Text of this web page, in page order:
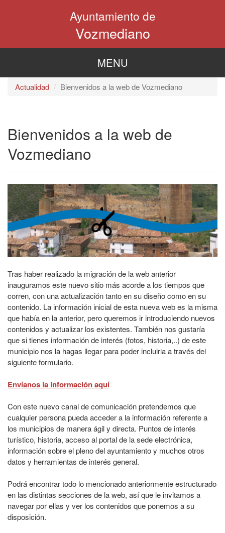
Ayuntamiento de
Vozmediano
MENU
Actualidad Bienvenidos a la web de Vozmediano
Bienvenidos a la web de
Vozmediano
Tras haber realizado la migración de la web anterior
inauguramos este nuevo sitio más acorde a los tiempos que
corren, con una actualización tanto en su diseño como en su
contenido. La información inicial de esta nueva web es la misma
que había en la anterior, pero queremos ir introduciendo nuevos
contenidos y actualizar los existentes. También nos gustaría
que si tienes información de interés (fotos, historia,..) de este
municipio nos la hagas llegar para poder incluirla a través del
siguiente formulario.
Envíanos la información aquí
Con este nuevo canal de comunicación pretendemos que
cualquier persona pueda acceder a la información referente a
los municipios de manera ágil y directa. Puntos de interés
turístico, historia, acceso al portal de la sede electrónica,
información sobre el pleno del ayuntamiento y muchos otros
datos y herramientas de interés general.
Podrá encontrar todo lo mencionado anteriormente estructurado
en las distintas secciones de la web, así que le invitamos a
navegar por ellas y ver los contenidos que ponemos a su
disposición.